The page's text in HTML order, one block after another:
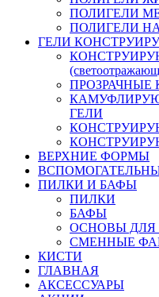
ПОЛИГЕЛИ
ПОЛИГЕЛИ
ГЕЛИ
ГЕЛИ
ВЕРХНИЕ ФОРМЫ
ПИЛКИ И БАФЫ
ПИЛКИ
БАФЫ
ОСНОВЫ ДЛЯ
СМЕННЫЕ
КИСТИ
ГЛАВНАЯ
АКСЕССУАРЫ